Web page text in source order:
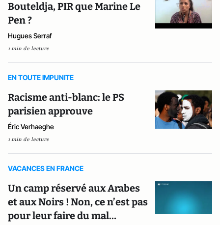
Bouteldja, PIR que Marine Le
Pen ?
Hugues Serraf
1 min de lecture
EN TOUTE IMPUNITE
Racisme anti-blanc: le PS
parisien approuve
Éric Verhaeghe
1 min de lecture
VACANCES EN FRANCE
Un camp réservé aux Arabes
et aux Noirs ! Non, ce n’est pas
pour leur faire du mal…